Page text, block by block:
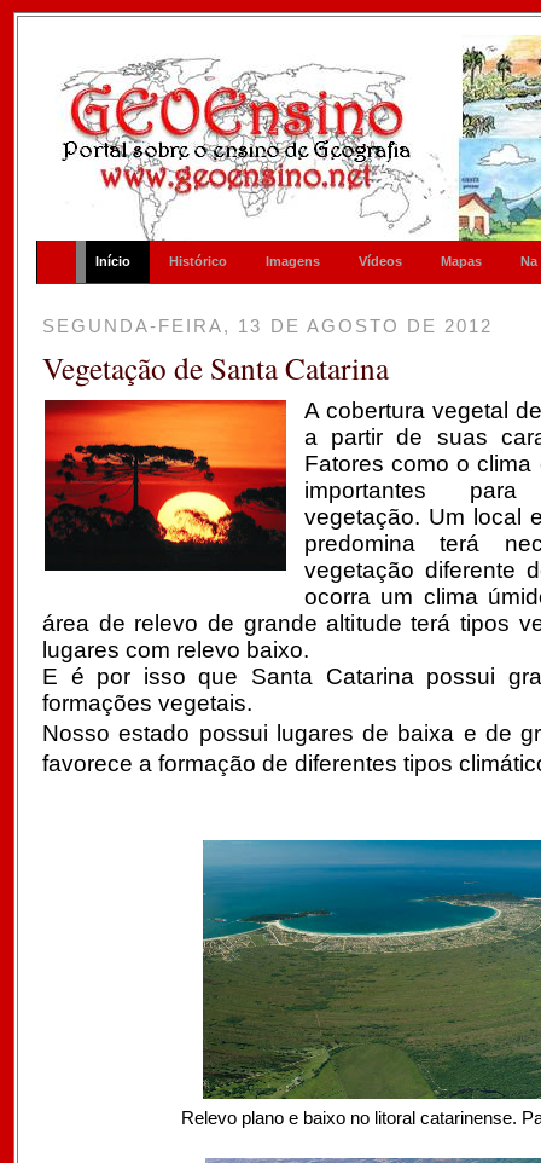
Início Histórico Imagens Vídeos Mapas Na
SEGUNDA-FEIRA, 13 DE AGOSTO DE 2012
Vegetação de Santa Catarina
A cobertura vegetal
a partir de suas
Fatores como o
importantes
vegetação. Um local
predomina terá
vegetação diferente
ocorra um clima
área de relevo de grande altitude terá tipos
lugares com relevo baixo.
E é por isso que Santa Catarina possui
formações vegetais.
Nosso estado possui lugares de baixa e de
favorece a formação de diferentes tipos
Relevo plano e baixo no litoral catarinense.